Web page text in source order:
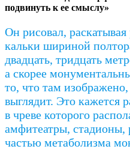
подвинуть к ее смыслу»
Он рисовал,
кальки шириной
двадцать, тридцать
а скорее
то, что там
выглядит. Это кажется
в чреве которого
амфитеатры, стадионы,
частью метаболизма